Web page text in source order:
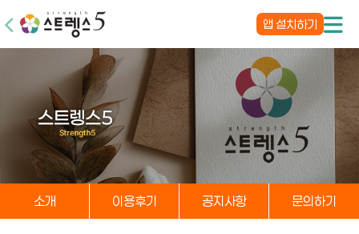
앱 설치하기
소개 이용후기 공지사항 문의하기